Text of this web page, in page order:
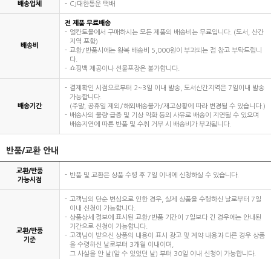
배송업체 CJ대한통운 택배
배송비
전 제품 무료배송
엘칸토몰에서 구매하시는 모든 제품의 배송비는 무료입니다. (도서, 산간
지역 포함)
교환/반품시에는 왕복 배송비 5,000원이 부과되는 점 참고 부탁드립니
다.
쇼핑백 제공이나 선물포장은 불가합니다.
배송기간
결제확인 시점으로부터 2~3일 이내 발송, 도서산간지역은 7일이내 발송
가능합니다.
(주말, 공휴일 제외/해외배송불가/재고상황에 따라 변경될 수 있습니다.)
배송사의 물량 급증 및 기상 악화 등의 사유로 배송이 지연될 수 있으며
배송지연에 따른 반품 및 수취 거부 시 배송비가 부과됩니다.
반품/교환 안내
교환/반품
가능시점
반품 및 교환은 상품 수령 후 7일 이내에 신청하실 수 있습니다.
교환/반품
기준
고객님의 단순 변심으로 인한 경우, 실제 상품을 수령하신 날로부터 7일
이내 신청이 가능합니다.
상품상세 정보에 표시된 교환/반품 기간이 7일보다 긴 경우에는 안내된
기간으로 신청이 가능합니다.
고객님이 받으신 상품의 내용이 표시 광고 및 계약 내용과 다른 경우 상품
을 수령하신 날로부터 3개월 이내이며,
그 사실을 안 날(알 수 있었던 날) 부터 30일 이내 신청이 가능합니다.